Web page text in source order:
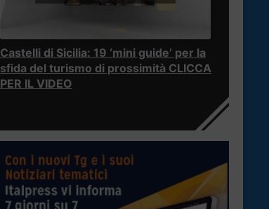
Castelli di Sicilia: 19 ‘mini guide’ per la
sfida del turismo di prossimità CLICCA
PER IL VIDEO